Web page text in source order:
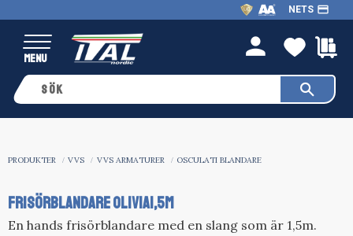
Meny
NETS payment
person
PRODUKTER VVS VVS ARMATURER OSCULATI BLANDARE
FRISÖRBLANDARE OLIVIA1,5M
En hands frisörblandare med en slang som är 1,5m.